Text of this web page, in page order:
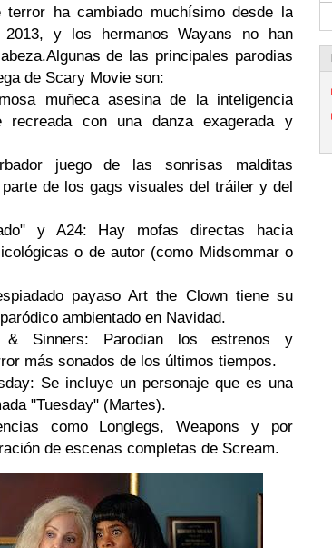
ha cambiado muchísimo desde la
2013, y los hermanos Wayans no han
Algunas de las principales parodias
de Scary Movie son:
muñeca asesina de la inteligencia
recreada con una danza exagerada y
juego de las sonrisas malditas
de los gags visuales del tráiler y del
y A24: Hay mofas directas hacia
o de autor (como Midsommar o
payaso Art the Clown tiene su
ambientado en Navidad.
& Sinners: Parodian los estrenos y
más sonados de los últimos tiempos.
Se incluye un personaje que es una
"Tuesday" (Martes).
como Longlegs, Weapons y por
de escenas completas de Scream.